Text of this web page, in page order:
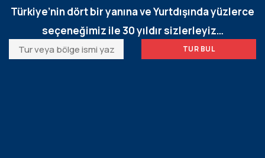
Türkiye’nin dört bir yanına ve Yurtdışında yüzlerce
seçeneğimiz ile 30 yıldır sizlerleyiz…
TUR BUL